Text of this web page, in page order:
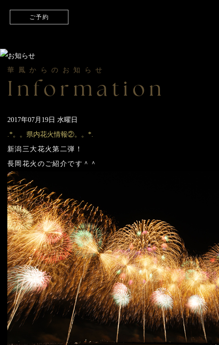
ご予約
華鳳からのお知らせ
Information
2017年07月19日 水曜日
.*。。県内花火情報②。。*.
新潟三大花火第二弾！
長岡花火のご紹介です＾＾